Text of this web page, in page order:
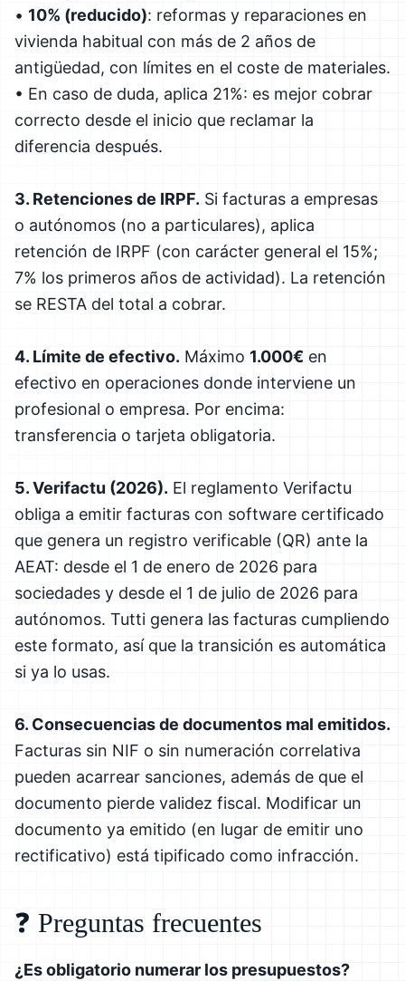
• 10% (reducido): reformas y reparaciones en
vivienda habitual con más de 2 años de
antigüedad, con límites en el coste de materiales.
• En caso de duda, aplica 21%: es mejor cobrar
correcto desde el inicio que reclamar la
diferencia después.
3. Retenciones de IRPF. Si facturas a empresas
o autónomos (no a particulares), aplica
retención de IRPF (con carácter general el 15%;
7% los primeros años de actividad). La retención
se RESTA del total a cobrar.
4. Límite de efectivo. Máximo 1.000€ en
efectivo en operaciones donde interviene un
profesional o empresa. Por encima:
transferencia o tarjeta obligatoria.
5. Verifactu (2026). El reglamento Verifactu
obliga a emitir facturas con software certificado
que genera un registro verificable (QR) ante la
AEAT: desde el 1 de enero de 2026 para
sociedades y desde el 1 de julio de 2026 para
autónomos. Tutti genera las facturas cumpliendo
este formato, así que la transición es automática
si ya lo usas.
6. Consecuencias de documentos mal emitidos.
Facturas sin NIF o sin numeración correlativa
pueden acarrear sanciones, además de que el
documento pierde validez fiscal. Modificar un
documento ya emitido (en lugar de emitir uno
rectificativo) está tipificado como infracción.
❓ Preguntas frecuentes
¿Es obligatorio numerar los presupuestos?